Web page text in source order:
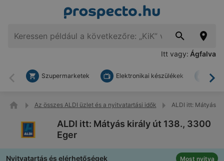
Itt vagy: Ágfalva
Vissza
Szupermarketek Elektronikai készülékek
Az összes ALDI üzlet és a nyitvatartási idők ALDI itt: Mátyás
ALDI itt: Mátyás király út 138., 3300
Eger
Nyitvatartás és elérhetőségek Most nyitva